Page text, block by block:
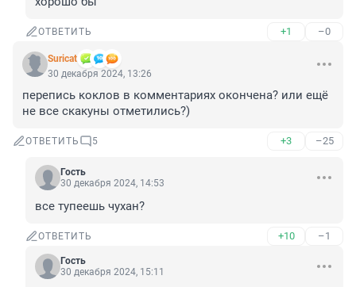
ОТВЕТИТЬ +1 –0
Suricat
30 декабря 2024, 13:26
перепись коклов в комментариях окончена? или ещё
не все скакуны отметились?)
ОТВЕТИТЬ 5 +3 –25
Гость
30 декабря 2024, 14:53
все тупеешь чухан?
ОТВЕТИТЬ +10 –1
Гость
30 декабря 2024, 15:11